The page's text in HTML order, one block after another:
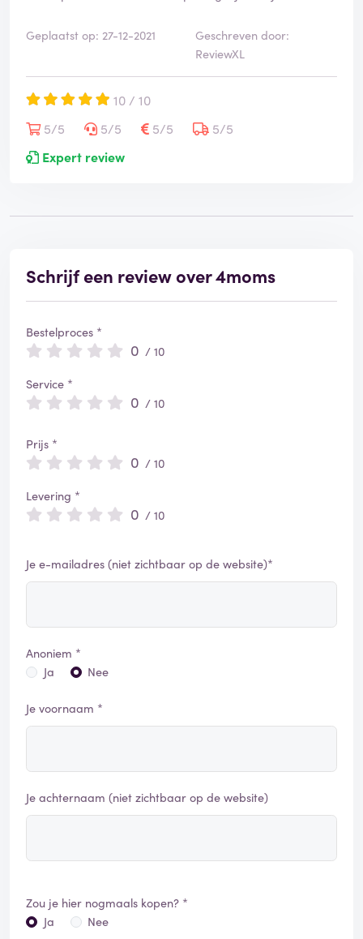
Geplaatst op: 27-12-2021
Geschreven door:
ReviewXL
10 / 10
5/5
5/5 5/5
5/5
Expert review
Schrijf een review over 4moms
Bestelproces *
0 / 10
Service *
0 / 10
Prijs *
0 / 10
Levering *
0 / 10
Je e-mailadres (niet zichtbaar op de website)*
Anoniem *
Ja
Nee
Je voornaam *
Je achternaam (niet zichtbaar op de website)
Zou je hier nogmaals kopen? *
Ja
Nee